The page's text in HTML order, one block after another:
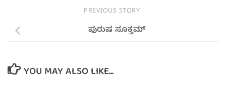
PREVIOUS STORY
ಪುರುಷ ಸೂಕ್ತಮ್
YOU MAY ALSO LIKE...